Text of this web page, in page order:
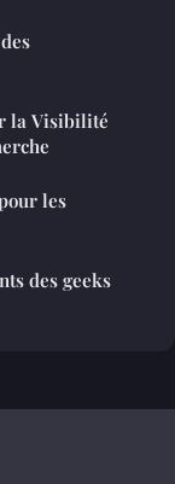
la Visibilité
les
des geeks